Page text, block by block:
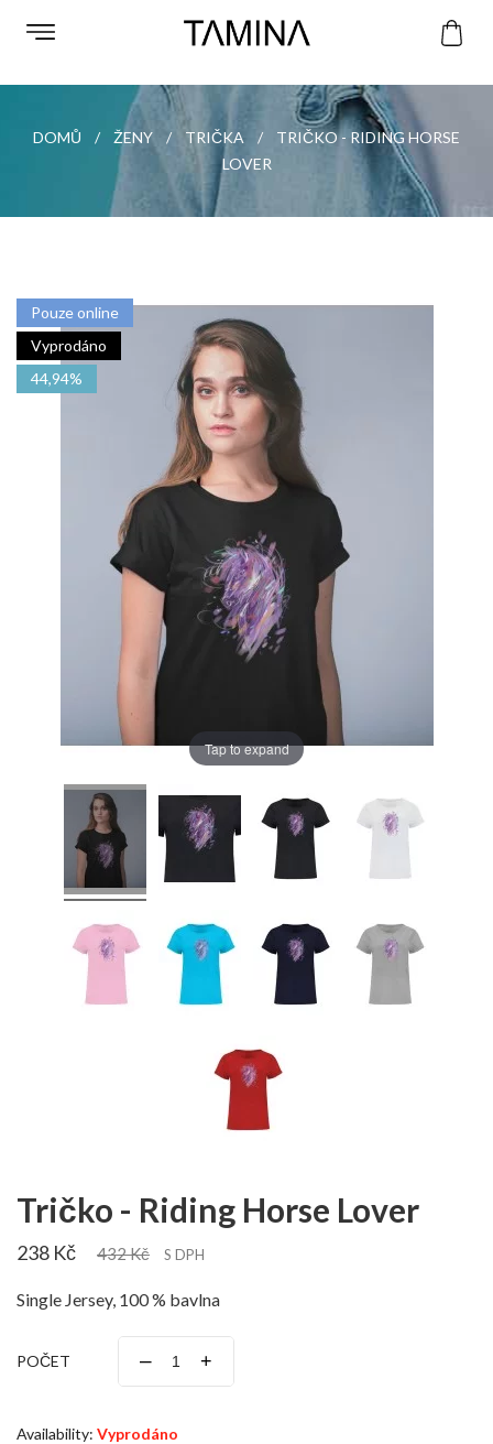
DOMŮ ŽENY TRIČKA
TRIČKO - RIDING HORSE
LOVER
Pouze online
Vyprodáno
44,94%
Tap to expand
Tričko - Riding Horse Lover
238 Kč 432 Kč S DPH
Single Jersey, 100 % bavlna
POČET – +
Availability: Vyprodáno